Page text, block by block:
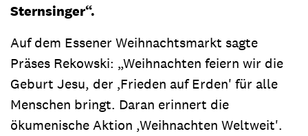
Sternsinger“.
Auf dem Essener Weihnachtsmarkt sagte
Präses Rekowski: „Weihnachten feiern wir die
Geburt Jesu, der ‚Frieden auf Erden' für alle
Menschen bringt. Daran erinnert die
ökumenische Aktion ,Weihnachten Weltweit'.